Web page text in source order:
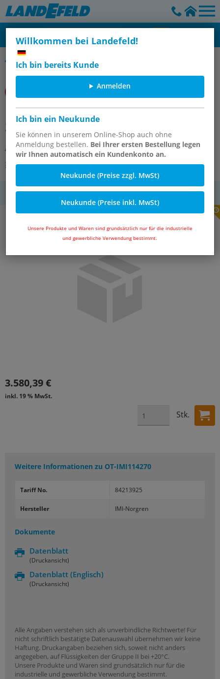
Willkommen bei Landefeld!
Ich bin bereits Kunde
Anmelden
Ich bin ein Neukunde
Sie können in unserem Online-Shop auch ohne
Anmeldung bestellen. Bei Ihrer ersten Bestellung legen
wir Ihnen automatisch ein Kundenkonto an.
Neukunde (Preise zzgl. MwSt)
Neukunde (Preise inkl. MwSt)
Unsere Produkte und Waren sind grundsätzlich nur für die industrielle
und gewerbliche Verwendung bestimmt.
F18er Serie
F47-C21-A0DA Hl-Druckluftfilter
2"NPT
Artikelnummer: OT-IMI114270
Andere Varianten des Artikels
MwSt.
3.580,39 €
inkl. 19 % MwSt.
Stk.
Weitere Informationen zu OT-IMI114270
Tariff No. 84213925
Hersteller IMI-Norgren
Dokumente
Datenblatt
(Druckansicht)
Datenblatt (Englisch)
(Druckansicht)
Alle Angaben verstehen sich als unverbindliche Richtwerte! Für
nicht schriftlich bestätigte Datenauswahl übernehmen wir keine
Haftung. Druckangaben beziehen sich, soweit nicht anders
angegeben, auf Flüssigkeiten der Gruppe II bei +20°C.
Unsere Produkte und Waren sind grundsätzlich nur für die
industrielle und gewerbliche Verwendung bestimmt.